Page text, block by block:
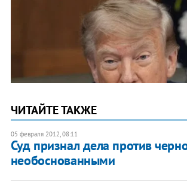
ЧИТАЙТЕ ТАКЖЕ
05 февраля 2012, 08:11
Суд признал дела против
необоснованными